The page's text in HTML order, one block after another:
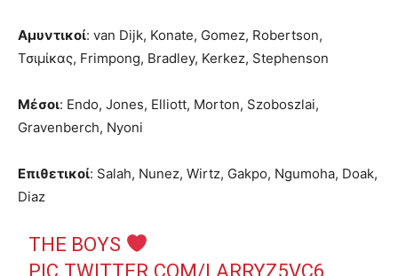
Αμυντικοί: van Dijk, Konate, Gomez, Robertson,
Τσιμίκας, Frimpong, Bradley, Kerkez, Stephenson
Μέσοι: Endo, Jones, Elliott, Morton, Szoboszlai,
Gravenberch, Nyoni
Επιθετικοί: Salah, Nunez, Wirtz, Gakpo, Ngumoha, Doak,
Diaz
THE BOYS
PIC.TWITTER.COM/LARRYZ5VC6